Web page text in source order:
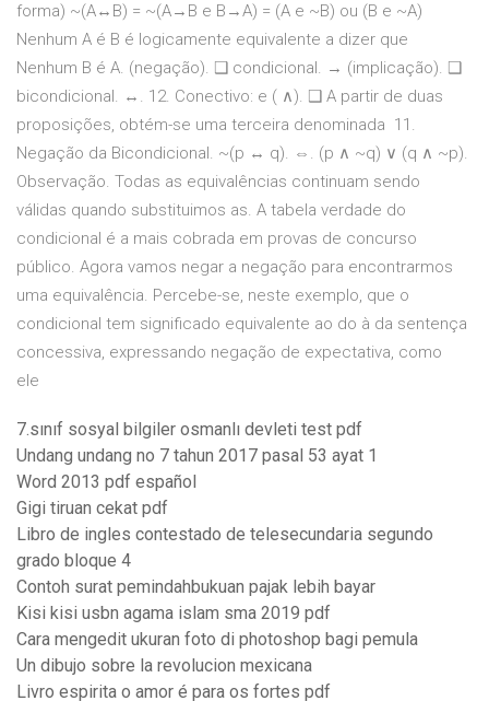
forma) ~(A↔B) = ~(A→B e B→A) = (A e ~B) ou (B e ~A)
Nenhum A é B é logicamente equivalente a dizer que
Nenhum B é A. (negação). ❑ condicional. → (implicação). ❑
bicondicional. ↔. 12. Conectivo: e ( ∧). ❑ A partir de duas
proposições, obtém-se uma terceira denominada 11.
Negação da Bicondicional. ~(p ↔ q). ⇔. (p ∧ ~q) ∨ (q ∧ ~p).
Observação. Todas as equivalências continuam sendo
válidas quando substituimos as. A tabela verdade do
condicional é a mais cobrada em provas de concurso
público. Agora vamos negar a negação para encontrarmos
uma equivalência. Percebe-se, neste exemplo, que o
condicional tem significado equivalente ao do à da sentença
concessiva, expressando negação de expectativa, como
ele
7.sınıf sosyal bilgiler osmanlı devleti test pdf
Undang undang no 7 tahun 2017 pasal 53 ayat 1
Word 2013 pdf español
Gigi tiruan cekat pdf
Libro de ingles contestado de telesecundaria segundo
grado bloque 4
Contoh surat pemindahbukuan pajak lebih bayar
Kisi kisi usbn agama islam sma 2019 pdf
Cara mengedit ukuran foto di photoshop bagi pemula
Un dibujo sobre la revolucion mexicana
Livro espirita o amor é para os fortes pdf